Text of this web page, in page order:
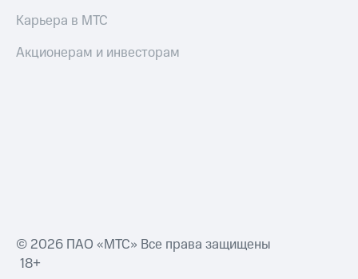
Карьера в МТС
Акционерам и инвесторам
© 2026 ПАО «МТС» Все права защищены
18+